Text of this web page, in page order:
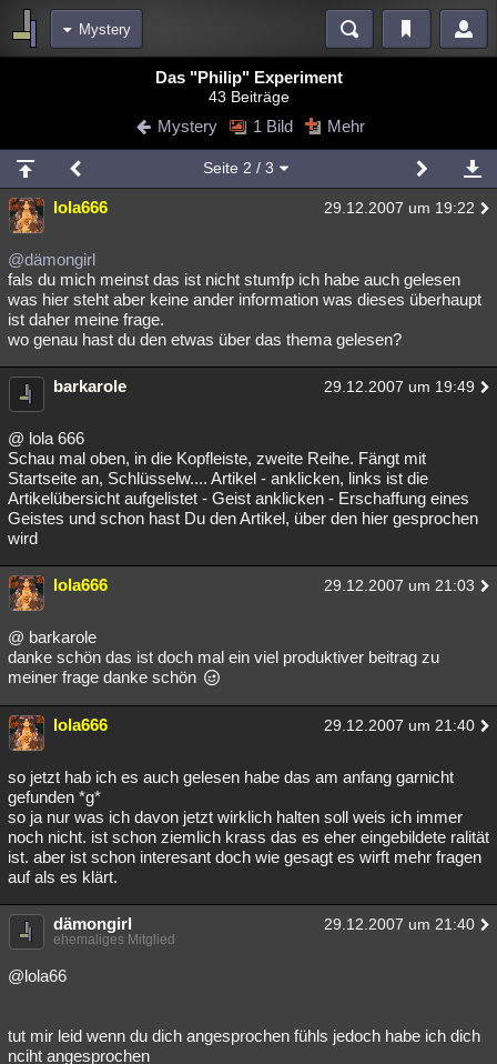
Mystery
Blogs
Chat Wiki Neuigkeiten
meine Rubriken
Menschen Mystery Kriminalfälle
Spiritualität
Natur Umfragen Unterhaltung
weitere Rubriken
Philosophie Träume Orte Esoterik Literatur
Astronomie
Musik Clash Verbesserungen Allmystery English
Übersichten
Besucht Teilgenommen Alle Neue Geschlossen
Lesenswert Schlüsselwörter
Das "Philip" Experiment
43 Beiträge
Mystery 1 Bild Mehr
Seite 2 / 3
lola666 29.12.2007 um 19:22
@dämongirl
fals du mich meinst das ist nicht stumfp ich habe auch gelesen
was hier steht aber keine ander information was dieses überhaupt
ist daher meine frage.
wo genau hast du den etwas über das thema gelesen?
barkarole 29.12.2007 um 19:49
@ lola 666
Schau mal oben, in die Kopfleiste, zweite Reihe. Fängt mit
Startseite an, Schlüsselw.... Artikel - anklicken, links ist die
Artikelübersicht aufgelistet - Geist anklicken - Erschaffung eines
Geistes und schon hast Du den Artikel, über den hier gesprochen
wird
lola666 29.12.2007 um 21:03
@ barkarole
danke schön das ist doch mal ein viel produktiver beitrag zu
meiner frage danke schön
lola666 29.12.2007 um 21:40
so jetzt hab ich es auch gelesen habe das am anfang garnicht
gefunden *g*
so ja nur was ich davon jetzt wirklich halten soll weis ich immer
noch nicht. ist schon ziemlich krass das es eher eingebildete ralität
ist. aber ist schon interesant doch wie gesagt es wirft mehr fragen
auf als es klärt.
dämongirl 29.12.2007 um 21:40
ehemaliges Mitglied
@lola66
tut mir leid wenn du dich angesprochen fühls jedoch habe ich dich
nciht angesprochen